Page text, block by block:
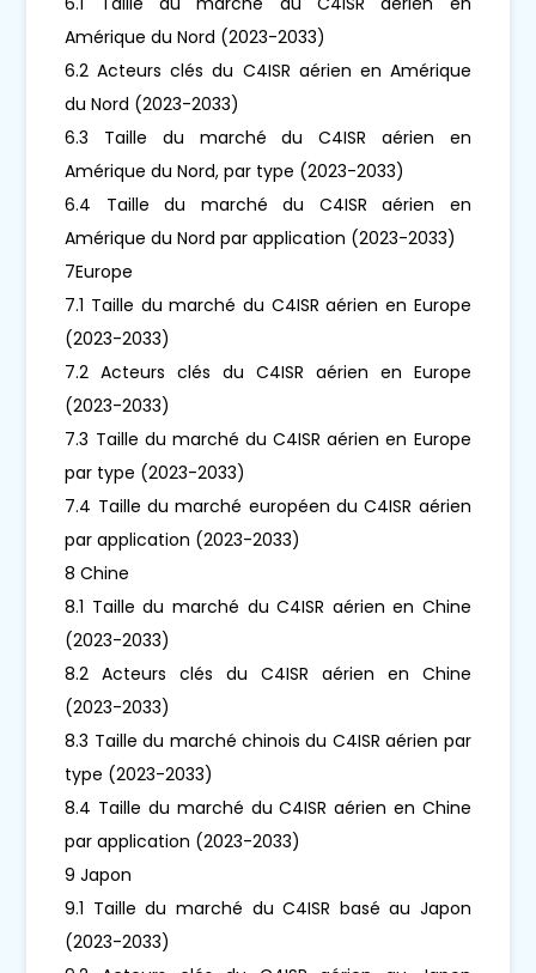
Amérique du Nord (2023-2033)
6.2 Acteurs clés du C4ISR aérien en Amérique
du Nord (2023-2033)
6.3 Taille du marché du C4ISR aérien en
Amérique du Nord, par type (2023-2033)
6.4 Taille du marché du C4ISR aérien en
Amérique du Nord par application (2023-2033)
7Europe
7.1 Taille du marché du C4ISR aérien en Europe
(2023-2033)
7.2 Acteurs clés du C4ISR aérien en Europe
(2023-2033)
7.3 Taille du marché du C4ISR aérien en Europe
par type (2023-2033)
7.4 Taille du marché européen du C4ISR aérien
par application (2023-2033)
8 Chine
8.1 Taille du marché du C4ISR aérien en Chine
(2023-2033)
8.2 Acteurs clés du C4ISR aérien en Chine
(2023-2033)
8.3 Taille du marché chinois du C4ISR aérien par
type (2023-2033)
8.4 Taille du marché du C4ISR aérien en Chine
par application (2023-2033)
9 Japon
9.1 Taille du marché du C4ISR basé au Japon
(2023-2033)